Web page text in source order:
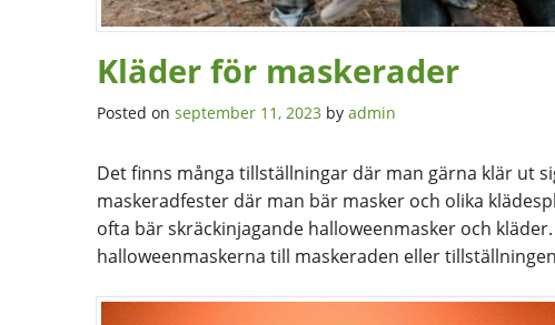
Kläder för maskerader
Posted on september 11, 2023 by admin
Det finns många tillställningar där man gärna klär ut
maskeradfester där man bär masker och olika
ofta bär skräckinjagande halloweenmasker och
halloweenmaskerna till maskeraden eller